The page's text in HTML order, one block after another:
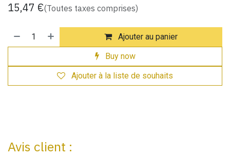
15,47 €(Toutes taxes comprises)
Ajouter au panier
Buy now
Ajouter à la liste de souhaits
Avis client :